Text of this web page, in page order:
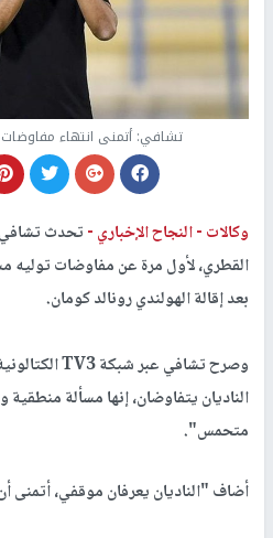
تشافي: أتمنى انتهاء
وكالات -النجاح الإخباري -تحدث تشافي
القطري، لأول مرة عن مفاوضات توليه
بعد إقالة الهولندي رونالد كومان.
وصرح تشافي عبر شبكةTV3
الناديان يتفاوضان، إنها مسألة منطقية
متحمس".
أضاف "الناديان يعرفان موقفي،